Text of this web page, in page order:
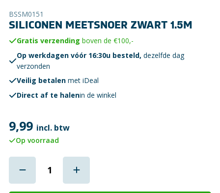
BSSM0151
SILICONEN MEETSNOER ZWART 1.5M
Gratis verzending boven de €100,-
Op werkdagen vóór 16:30u besteld, dezelfde dag
verzonden
Veilig betalen met iDeal
Direct af te halenin de winkel
9,99 incl. btw
Op voorraad